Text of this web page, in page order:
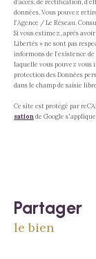
d’accès, de rectification,
données. Vous pouvez
l’Agence / Le Réseau.
Si vous estimez, après
Libertés » ne sont pas
informons de l’existence
laquelle vous pouvez vous
protection des Données
dans le champ de saisie libre.
Ce site est protégé par
sation de Google
partager
le bien